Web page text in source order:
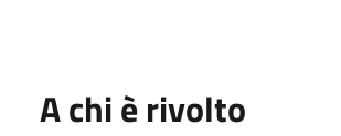
A chi è rivolto